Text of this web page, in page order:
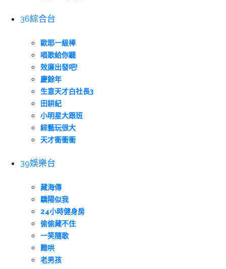
36綜合台
歐耶一級棒
唱歌給你聽
效廉出發吧!
慶餘年
生意天才白社長3
田耕紀
小明星大跟班
綜藝玩很大
天才衝衝衝
39娛樂台
藏海傳
驕陽似我
24小時健身房
偷偷藏不住
一笑隨歌
難哄
老男孩